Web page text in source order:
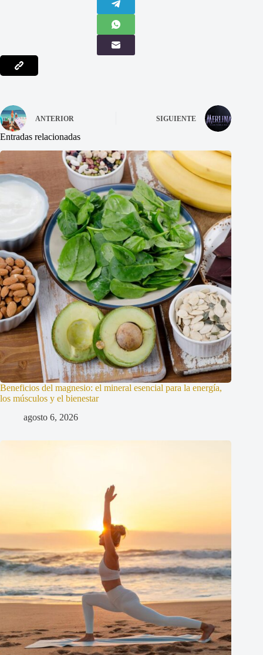
ANTERIOR SIGUIENTE
Entradas relacionadas
Beneficios del magnesio: el mineral esencial para la energía,
los músculos y el bienestar
agosto 6, 2026